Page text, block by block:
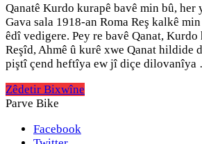
Qanatê Kurdo kurapê bavê min bû,
Gava sala 1918-an Roma Reş kalkê
êdî vedigere. Pey re bavê Qanat,
Reşîd, Ahmê û kurê xwe Qanat hildide
piştî çend heftîya ew jî diçe
Zêdetir Bixwîne
Parve Bike
Facebook